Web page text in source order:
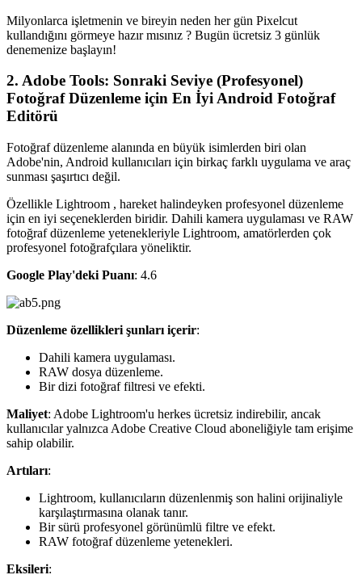
Milyonlarca işletmenin ve bireyin neden her gün Pixelcut
kullandığını görmeye hazır mısınız ? Bugün ücretsiz 3 günlük
denemenize başlayın!
2. Adobe Tools: Sonraki Seviye (Profesyonel)
Fotoğraf Düzenleme için En İyi Android Fotoğraf
Editörü‍
Fotoğraf düzenleme alanında en büyük isimlerden biri olan
Adobe'nin, Android kullanıcıları için birkaç farklı uygulama ve araç
sunması şaşırtıcı değil.
Özellikle Lightroom , hareket halindeyken profesyonel düzenleme
için en iyi seçeneklerden biridir. Dahili kamera uygulaması ve RAW
fotoğraf düzenleme yetenekleriyle Lightroom, amatörlerden çok
profesyonel fotoğrafçılara yöneliktir.
Google Play'deki Puanı: 4.6
Düzenleme özellikleri şunları içerir:
Dahili kamera uygulaması.
RAW dosya düzenleme.
Bir dizi fotoğraf filtresi ve efekti.
Maliyet: Adobe Lightroom'u herkes ücretsiz indirebilir, ancak
kullanıcılar yalnızca Adobe Creative Cloud aboneliğiyle tam erişime
sahip olabilir.
Artıları:
Lightroom, kullanıcıların düzenlenmiş son halini orijinaliyle
karşılaştırmasına olanak tanır.
Bir sürü profesyonel görünümlü filtre ve efekt.
RAW fotoğraf düzenleme yetenekleri.
Eksileri: